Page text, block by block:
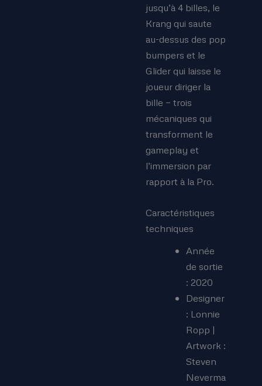
jusqu’à 4 billes, le
Krang qui saute
au-dessus des pop
bumpers et le
Glider qui laisse le
joueur diriger la
bille — trois
mécaniques qui
transforment le
gameplay et
l’immersion par
rapport à la Pro.
Caractéristiques
techniques
Année
de sortie
: 2020
Designer
: Lonnie
Ropp |
Artwork :
Steven
Neverma